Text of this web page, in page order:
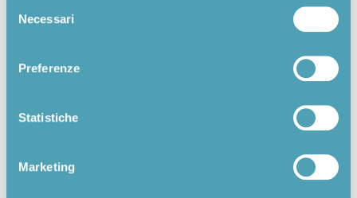
modificare o revocare il proprio consenso in qualsiasi
momento dalla Dichiarazione sui cookie o facendo clic
raccogliere informazioni sulla tua posizione
geografica, con un'approssimazione di qualche
Identificare il tuo dispositivo, scansionandolo
delNecessari
Preferenze
Statistiche
Marketing